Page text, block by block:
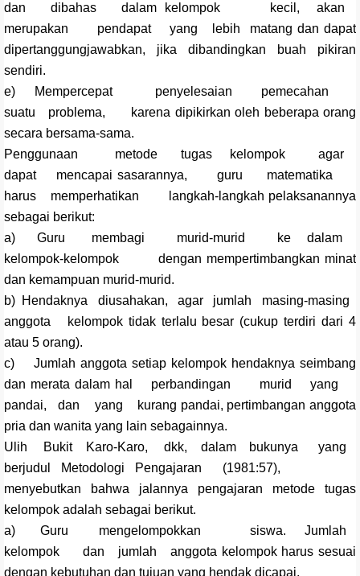
dan dibahas dalam kelompok kecil, akan
merupakan pendapat yang lebih matang dan dapat
dipertanggungjawabkan, jika dibandingkan buah pikiran
sendiri.
e) Mempercepat penyelesaian pemecahan
suatu problema, karena dipikirkan oleh beberapa orang
secara bersama-sama.
Penggunaan metode tugas kelompok agar
dapat mencapai sasarannya, guru matematika
harus memperhatikan langkah-langkah pelaksanannya
sebagai berikut:
a) Guru membagi murid-murid ke dalam
kelompok-kelompok dengan mempertimbangkan minat
dan kemampuan murid-murid.
b) Hendaknya diusahakan, agar jumlah masing-masing
anggota kelompok tidak terlalu besar (cukup terdiri dari 4
atau 5 orang).
c) Jumlah anggota setiap kelompok hendaknya seimbang
dan merata dalam hal perbandingan murid yang
pandai, dan yang kurang pandai, pertimbangan anggota
pria dan wanita yang lain sebagainnya.
Ulih Bukit Karo-Karo, dkk, dalam bukunya yang
berjudul Metodologi Pengajaran (1981:57),
menyebutkan bahwa jalannya pengajaran metode tugas
kelompok adalah sebagai berikut.
a) Guru mengelompokkan siswa. Jumlah
kelompok dan jumlah anggota kelompok harus sesuai
dengan kebutuhan dan tujuan yang hendak dicapai.